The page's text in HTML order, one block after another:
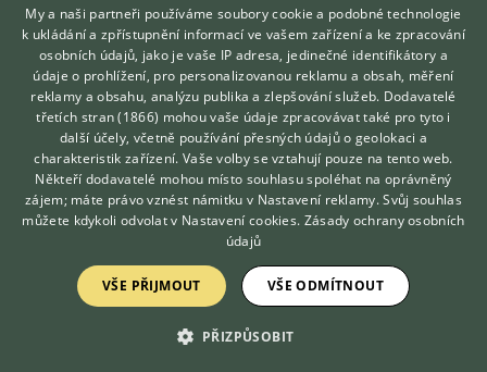
Neregistrovaný uživatel 6.7.2014 21:00
Neregistrovaný uživatel napsal(a):
ok.
Pořád jste mi tu na sebe nenechal ten email.
Nahlásit
Citovat
Hledáte zvířecího kamaráda?
Zdarma vám poradí
VETERINÁŘ ONLINE
KONZULTOVAT S
VETERINÁŘEM
My a naši partneři používáme soubory cookie a podobné technologie
k ukládání a zpřístupnění informací ve vašem zařízení a ke zpracování
osobních údajů, jako je vaše IP adresa, jedinečné identifikátory a
údaje o prohlížení, pro personalizovanou reklamu a obsah, měření
reklamy a obsahu, analýzu publika a zlepšování služeb. Dodavatelé
třetích stran (1866) mohou vaše údaje zpracovávat také pro tyto i
další účely, včetně používání přesných údajů o geolokaci a
charakteristik zařízení. Vaše volby se vztahují pouze na tento web.
Někteří dodavatelé mohou místo souhlasu spoléhat na oprávněný
zájem; máte právo vznést námitku v Nastavení reklamy. Svůj souhlas
můžete kdykoli odvolat v Nastavení cookies. Zásady ochrany osobních
údajů
VŠE PŘIJMOUT VŠE ODMÍTNOUT
PŘIZPŮSOBIT